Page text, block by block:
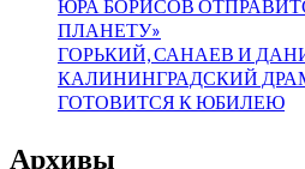
ЮРА БОРИСОВ
ПЛАНЕТУ»
ГОРЬКИЙ, САНАЕВ И
КАЛИНИНГРАДСКИЙ
ГОТОВИТСЯ К ЮБИЛЕЮ
Архивы